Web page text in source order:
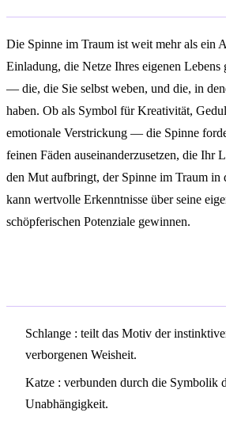
Die Spinne im Traum ist weit mehr als ein
Einladung, die Netze Ihres eigenen Lebens
— die, die Sie selbst weben, und die, in
haben. Ob als Symbol für Kreativität,
emotionale Verstrickung — die Spinne
feinen Fäden auseinanderzusetzen, die Ihr
den Mut aufbringt, der Spinne im Traum in
kann wertvolle Erkenntnisse über seine
schöpferischen Potenziale gewinnen.
Schlange : teilt das Motiv der
verborgenen Weisheit.
Katze : verbunden durch die Symbolik
Unabhängigkeit.